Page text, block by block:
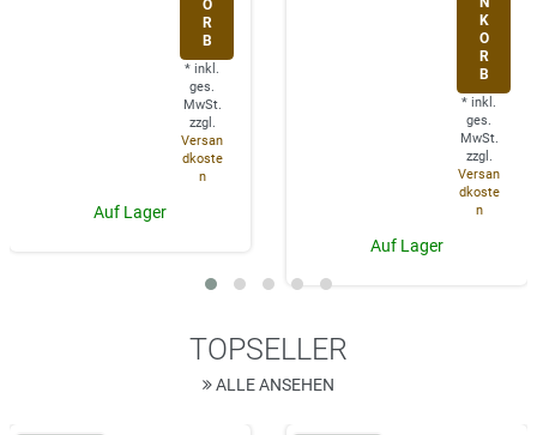
O
R
B
* inkl.
ges.
MwSt.
zzgl.
Versan
dkoste
n
Auf Lager
K
O
R
B
* inkl.
ges.
MwSt.
zzgl.
Versan
dkoste
n
Auf Lager
TOPSELLER
ALLE ANSEHEN